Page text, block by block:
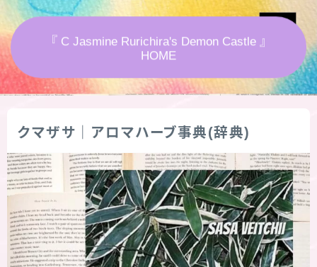
★アロマハーブ傾向チェック
秘密部屋
お知らせ
公式ウェブサイト『Botanical Study』
Cジャスミン瑠璃地楽の主な活動先リンク集
『 C Jasmine Rurichira's Demon Castle 』
HOME
クマザサ｜アロマハーブ事典(辞典)